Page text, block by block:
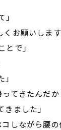
お願いします
とで」
ってきたんだ
きました」
コしながら腰